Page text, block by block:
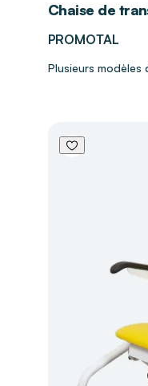
Chaise de
PROMOTAL
Plusieurs modèles